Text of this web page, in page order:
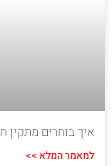
איך בוחרים מתקין חימום
למאמר המלא >>